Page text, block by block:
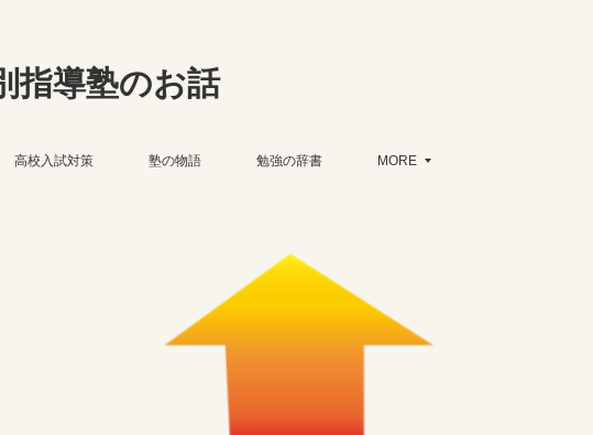
指導塾のお話
高校入試対策 塾の物語 勉強の辞書 MORE